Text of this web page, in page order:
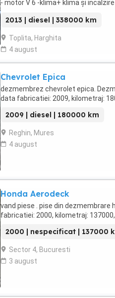
- motor V 6 -klima+ klima și
2013 | diesel | 338000 km
Toplita, Harghita
4 august
Chevrolet Epica
dezmembrez chevrolet epica.
data fabricatiei: 2009, kilometraj:
2009 | diesel | 180000 km
Reghin, Mures
4 august
Honda Aerodeck
vand piese . pise din dezmembrare
fabricatiei: 2000, kilometraj:
2000 | nespecificat | 137000
Sector 4, Bucuresti
3 august